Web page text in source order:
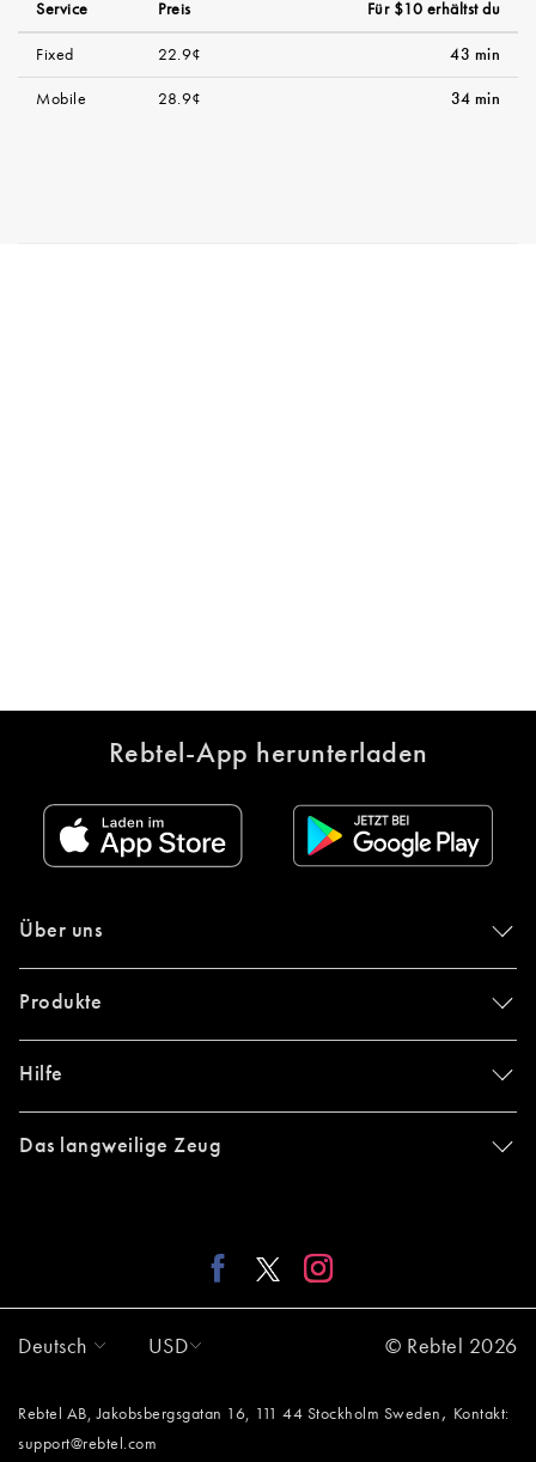
Service Preis Für $10 erhältst du
Fixed 22.9¢ 43 min
Mobile 28.9¢ 34 min
Rebtel-App herunterladen
Über uns
Produkte
Hilfe
Das langweilige Zeug
Deutsch USD © Rebtel 2026
Rebtel AB, Jakobsbergsgatan 16, 111 44 Stockholm Sweden ,
Kontakt:
support@rebtel.com